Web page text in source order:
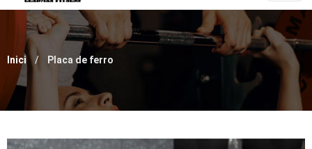
Inici Placa de ferro